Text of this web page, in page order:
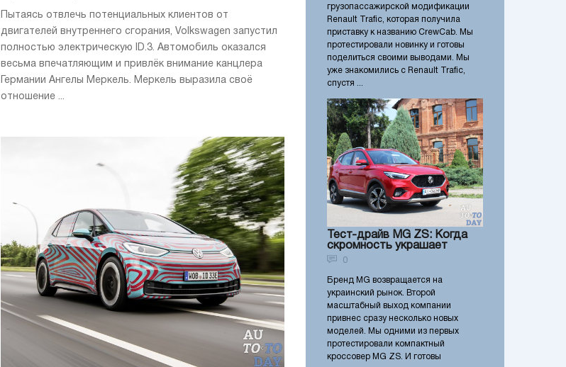
Пытаясь отвлечь потенциальных клиентов от
двигателей внутреннего сгорания, Volkswagen запустил
полностью электрическую ID.3. Автомобиль оказался
весьма впечатляющим и привлёк внимание канцлера
Германии Ангелы Меркель. Меркель выразила своё
отношение ...
грузопассажирской модификации
Renault Trafic, которая получила
приставку к названию СrewCab. Мы
протестировали новинку и готовы
поделиться своими выводами. Мы
уже знакомились с Renault Trafic,
спустя ...
Тест-драйв MG ZS: Когда
скромность украшает
0
Бренд MG возвращается на
украинский рынок. Второй
масштабный выход компании
привнес сразу несколько новых
моделей. Мы одними из первых
протестировали компактный
кроссовер MG ZS. И готовы